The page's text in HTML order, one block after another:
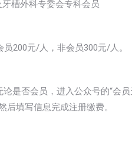
牙槽外科专委会专科会员
200元/人，非会员300元/人。
是否会员，进入公众号的“会
后填写信息完成注册缴费。